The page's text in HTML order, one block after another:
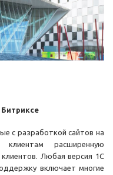
с разработкой сайтов на
клиентам расширенную
Любая версия 1С
включает многие